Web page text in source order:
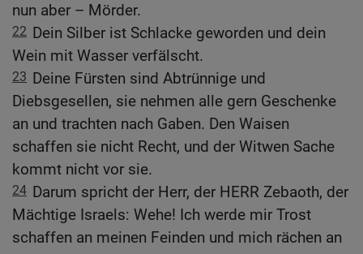
nun aber – Mörder.
22 Dein Silber ist Schlacke geworden und dein
Wein mit Wasser verfälscht.
23 Deine Fürsten sind Abtrünnige und
Diebsgesellen, sie nehmen alle gern Geschenke
an und trachten nach Gaben. Den Waisen
schaffen sie nicht Recht, und der Witwen Sache
kommt nicht vor sie.
24 Darum spricht der Herr, der HERR Zebaoth, der
Mächtige Israels: Wehe! Ich werde mir Trost
schaffen an meinen Feinden und mich rächen an